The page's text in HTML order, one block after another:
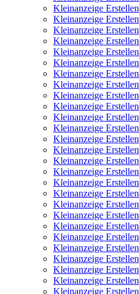
Kleinanzeige Erstellen
Kleinanzeige Erstellen
Kleinanzeige Erstellen
Kleinanzeige Erstellen
Kleinanzeige Erstellen
Kleinanzeige Erstellen
Kleinanzeige Erstellen
Kleinanzeige Erstellen
Kleinanzeige Erstellen
Kleinanzeige Erstellen
Kleinanzeige Erstellen
Kleinanzeige Erstellen
Kleinanzeige Erstellen
Kleinanzeige Erstellen
Kleinanzeige Erstellen
Kleinanzeige Erstellen
Kleinanzeige Erstellen
Kleinanzeige Erstellen
Kleinanzeige Erstellen
Kleinanzeige Erstellen
Kleinanzeige Erstellen
Kleinanzeige Erstellen
Kleinanzeige Erstellen
Kleinanzeige Erstellen
Kleinanzeige Erstellen
Kleinanzeige Erstellen
Kleinanzeige Erstellen